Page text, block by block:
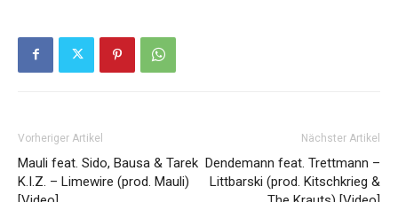
Vorheriger Artikel
Mauli feat. Sido, Bausa & Tarek
K.I.Z. – Limewire (prod. Mauli)
Nächster Artikel
Dendemann feat. Trettmann –
Littbarski (prod. Kitschkrieg &